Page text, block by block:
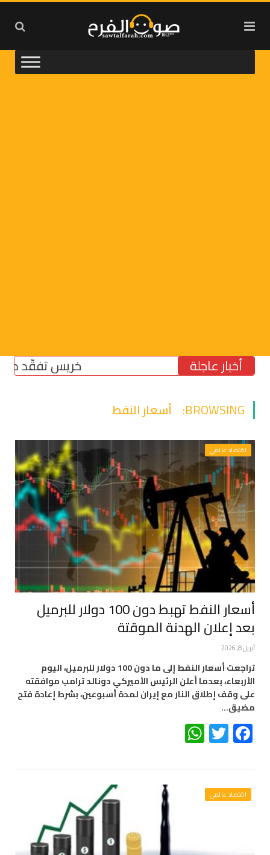
أخبار عاجلة خريس تفقّد مركز
BROWSING: أسعار النفط
اقتصاد عالمي
أسعار النفط تهبط دون 100 دولار للبرميل
بعد إعلان الهدنة الموقتة
أبريل 8, 2026
تراجعت أسعار النفط إلى ما دون 100 دولار للبرميل، اليوم
الأربعاء، بعدما أعلن الرئيس الأميركي دونالد ترامب موافقته
على وقف إطلاق النار مع إيران لمدة أسبوعين، بشرط إعادة فتح
مضيق…
Facebook
Twitter
اقتصاد عالمي